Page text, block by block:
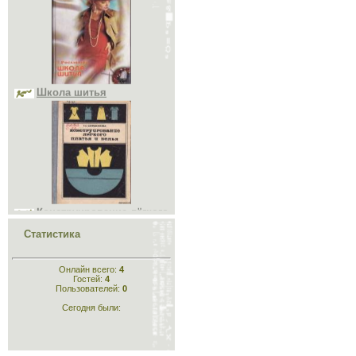
Школа шитья
Конструирование лёгкого
платья и белья
Статистика
Онлайн всего: 4
Гостей: 4
Пользователей: 0
Сегодня были: